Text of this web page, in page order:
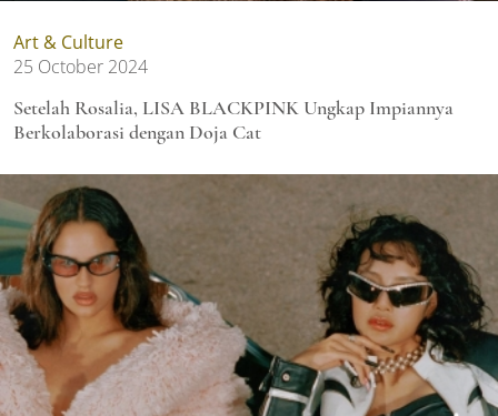
Art & Culture
25 October 2024
Setelah Rosalia, LISA BLACKPINK Ungkap Impiannya
Berkolaborasi dengan Doja Cat